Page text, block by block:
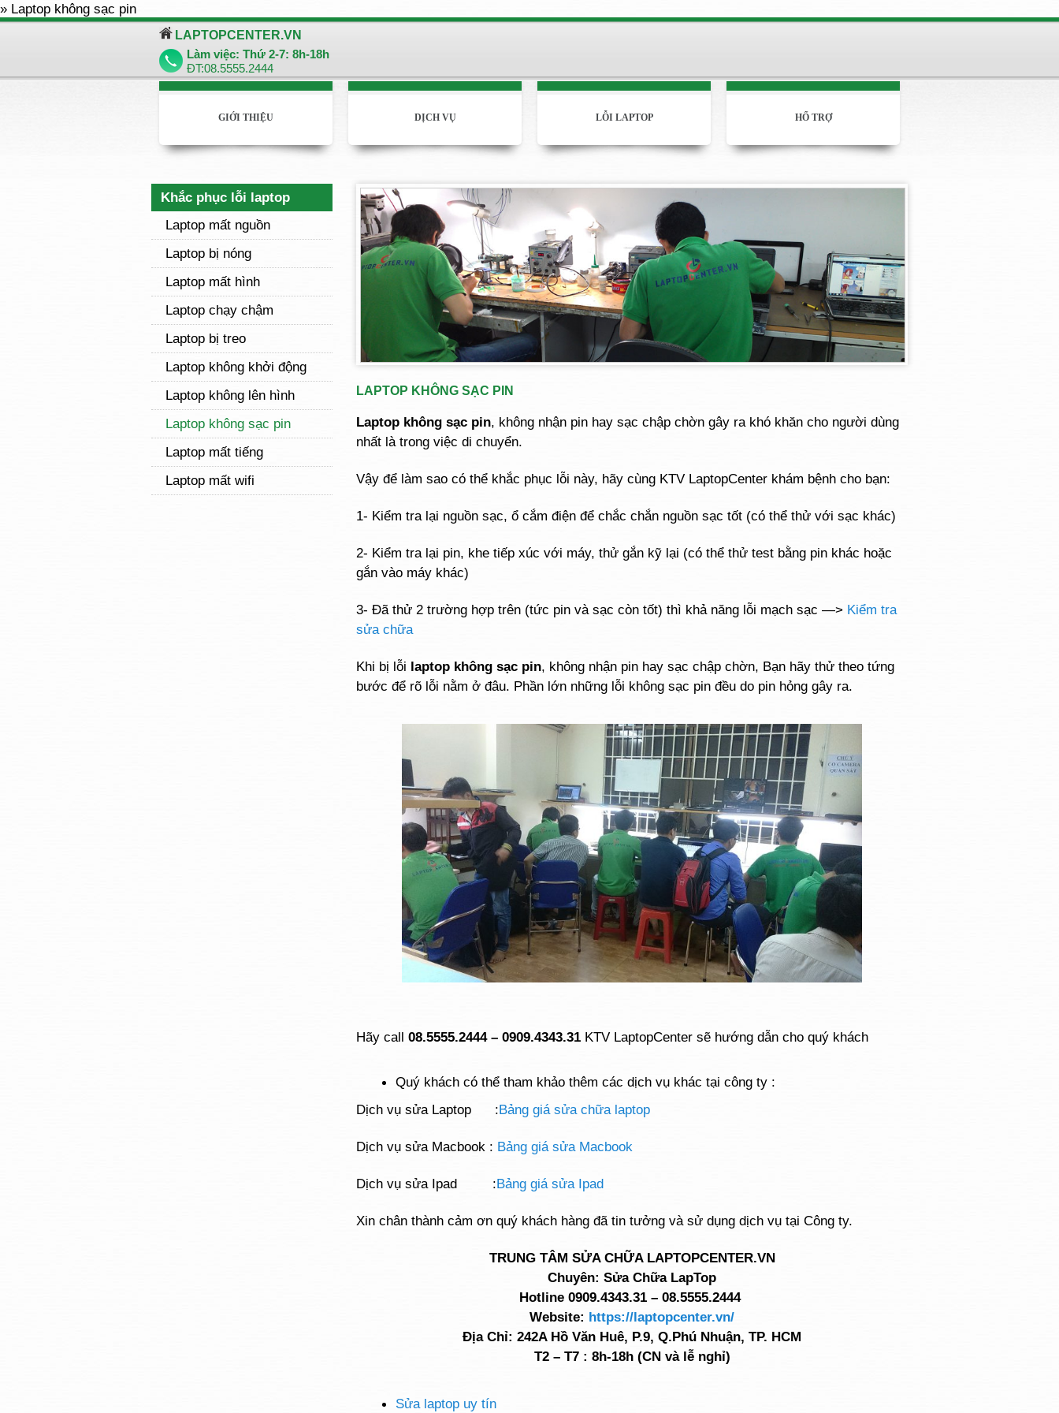
» Laptop không sạc pin
LAPTOPCENTER.VN
Làm việc: Thứ 2-7: 8h-18h
ĐT:08.5555.2444
GIỚI THIỆU DỊCH VỤ LỖI LAPTOP HỔ TRỢ
Khắc phục lỗi laptop
Laptop mất nguồn
Laptop bị nóng
Laptop mất hình
Laptop chạy chậm
Laptop bị treo
Laptop không khởi động
Laptop không lên hình
Laptop không sạc pin
Laptop mất tiếng
Laptop mất wifi
LAPTOP KHÔNG SẠC PIN
Laptop không sạc pin, không nhận pin hay sạc chập chờn gây ra khó khăn cho người dùng
nhất là trong việc di chuyển.
Vậy để làm sao có thể khắc phục lỗi này, hãy cùng KTV LaptopCenter khám bệnh cho bạn:
1- Kiểm tra lại nguồn sạc, ổ cắm điện để chắc chắn nguồn sạc tốt (có thể thử với sạc khác)
2- Kiểm tra lại pin, khe tiếp xúc với máy, thử gắn kỹ lại (có thể thử test bằng pin khác hoặc
gắn vào máy khác)
3- Đã thử 2 trường hợp trên (tức pin và sạc còn tốt) thì khả năng lỗi mạch sạc —> Kiểm tra
sửa chữa
Khi bị lỗi laptop không sạc pin, không nhận pin hay sạc chập chờn, Bạn hãy thử theo tứng
bước để rõ lỗi nằm ở đâu. Phần lớn những lỗi không sạc pin đều do pin hỏng gây ra.
Hãy call 08.5555.2444 – 0909.4343.31 KTV LaptopCenter sẽ hướng dẫn cho quý khách
Quý khách có thể tham khảo thêm các dịch vụ khác tại công ty :
Dịch vụ sửa Laptop :Bảng giá sửa chữa laptop
Dịch vụ sửa Macbook : Bảng giá sửa Macbook
Dịch vụ sửa Ipad :Bảng giá sửa Ipad
Xin chân thành cảm ơn quý khách hàng đã tin tưởng và sử dụng dịch vụ tại Công ty.
TRUNG TÂM SỬA CHỮA LAPTOPCENTER.VN
Chuyên: Sửa Chữa LapTop
Hotline 0909.4343.31 – 08.5555.2444
Website: https://laptopcenter.vn/
Địa Chỉ: 242A Hồ Văn Huê, P.9, Q.Phú Nhuận, TP. HCM
T2 – T7 : 8h-18h (CN và lễ nghỉ)
Sửa laptop uy tín